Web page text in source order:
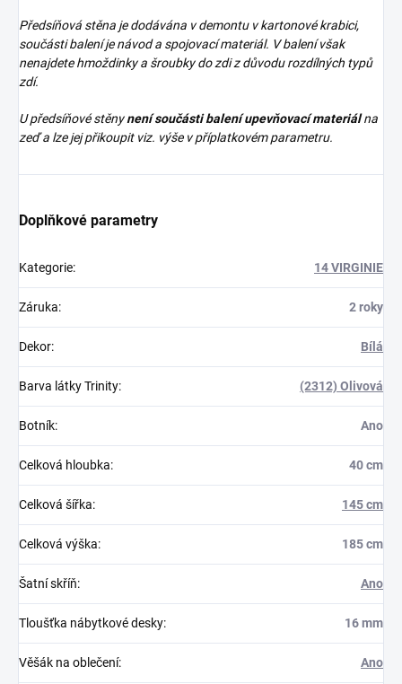
Předsíňová stěna je dodávána v demontu v kartonové krabici,
součásti balení je návod a spojovací materiál. V balení však
nenajdetehmoždinky a šroubky do zdi z důvodu rozdílných typů
zdí.
U předsíňové stěnynení součásti balení upevňovací materiálna
zeď a lze jej přikoupit viz. výše v příplatkovém parametru.
Doplňkové parametry
Kategorie: 14 VIRGINIE
Záruka: 2 roky
Dekor: Bílá
Barva látky Trinity: (2312) Olivová
Botník: Ano
Celková hloubka: 40 cm
Celková šířka: 145 cm
Celková výška: 185 cm
Šatní skříň: Ano
Tloušťka nábytkové desky: 16 mm
Věšák na oblečení: Ano